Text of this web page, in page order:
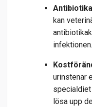
Antibiotika
kan
infektionen.
urinstenar
lösa upp